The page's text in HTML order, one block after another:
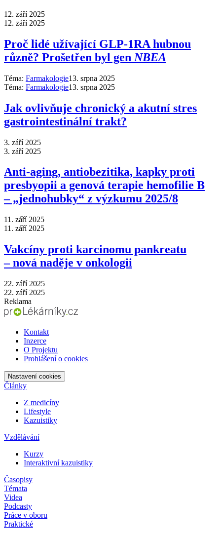
12. září 2025
12. září 2025
Proč lidé užívající GLP-1RA hubnou
různě? Prošetřen byl gen NBEA
Téma: Farmakologie13. srpna 2025
Téma: Farmakologie13. srpna 2025
Jak ovlivňuje chronický a akutní stres
gastrointestinální trakt?
3. září 2025
3. září 2025
Anti‑aging, antiobezitika, kapky proti
presbyopii a genová terapie hemofilie B
–⁠ „jednohubky“ z výzkumu 2025/8
11. září 2025
11. září 2025
Vakcíny proti karcinomu pankreatu
–⁠ nová naděje v onkologii
22. září 2025
22. září 2025
Reklama
Kontakt
Inzerce
O Projektu
Prohlášení o cookies
Nastavení cookies
Články
Z medicíny
Lifestyle
Kazuistiky
Vzdělávání
Kurzy
Interaktivní kazuistiky
Časopisy
Témata
Videa
Podcasty
Práce v oboru
Praktické